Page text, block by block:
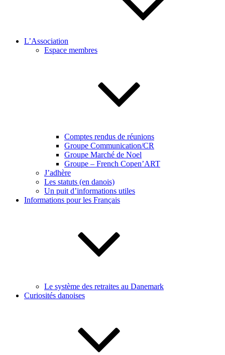
L’Association
Espace membres
Comptes rendus de réunions
Groupe Communication/CR
Groupe Marché de Noel
Groupe – French Copen’ART
J’adhère
Les statuts (en danois)
Un puit d’informations utiles
Informations pour les Français
Le système des retraites au Danemark
Curiosités danoises